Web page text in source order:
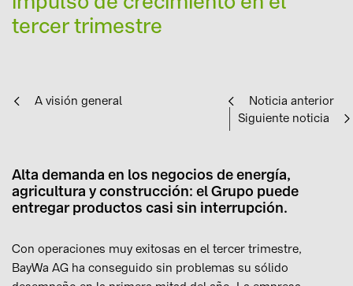
tercer trimestre
A visión general
Noticia anterior
Siguiente noticia
Alta demanda en los negocios de energía,
agricultura y construcción: el Grupo puede
entregar productos casi sin interrupción.
Con operaciones muy exitosas en el tercer trimestre,
BayWa AG ha conseguido sin problemas su sólido